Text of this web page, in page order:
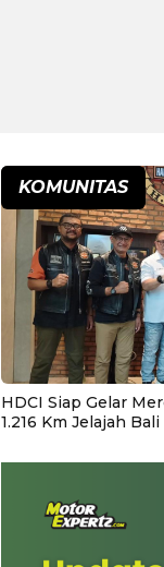
KOMUNITAS
HDCI Siap Gelar
1.216 Km Jelajah Bali